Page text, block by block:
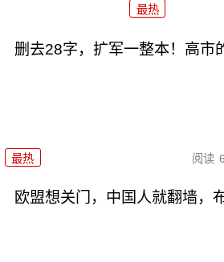
最热
删去28字，扩军一整本！高市
最热 阅读
欧盟想关门，中国人就翻墙，